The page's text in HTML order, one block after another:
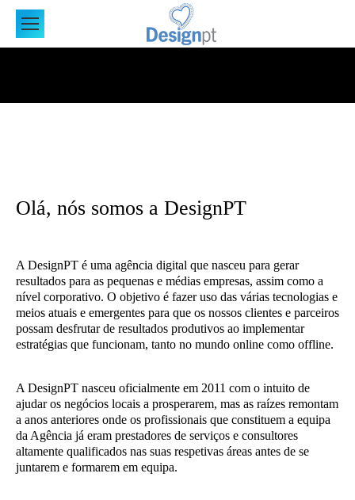
Olá, nós somos a DesignPT
A DesignPT é uma agência digital que nasceu para gerar
resultados para as pequenas e médias empresas, assim como a
nível corporativo. O objetivo é fazer uso das várias tecnologias e
meios atuais e emergentes para que os nossos clientes e parceiros
possam desfrutar de resultados produtivos ao implementar
estratégias que funcionam, tanto no mundo online como offline.
A DesignPT nasceu oficialmente em 2011 com o intuito de
ajudar os negócios locais a prosperarem, mas as raízes remontam
a anos anteriores onde os profissionais que constituem a equipa
da Agência já eram prestadores de serviços e consultores
altamente qualificados nas suas respetivas áreas antes de se
juntarem e formarem em equipa.